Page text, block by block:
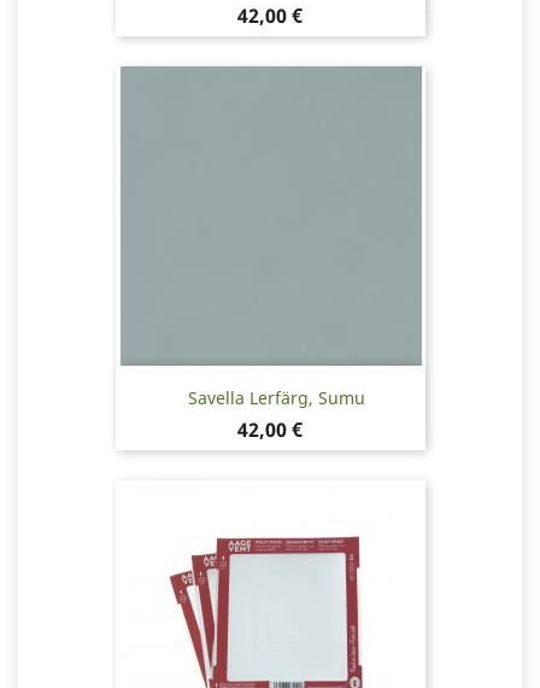
Pris
42,00 €
Savella Lerfärg, Sumu
Pris
42,00 €